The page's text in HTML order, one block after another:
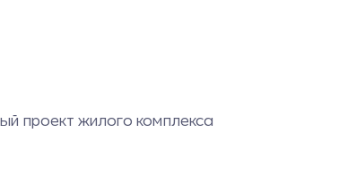
проект жилого комплекса